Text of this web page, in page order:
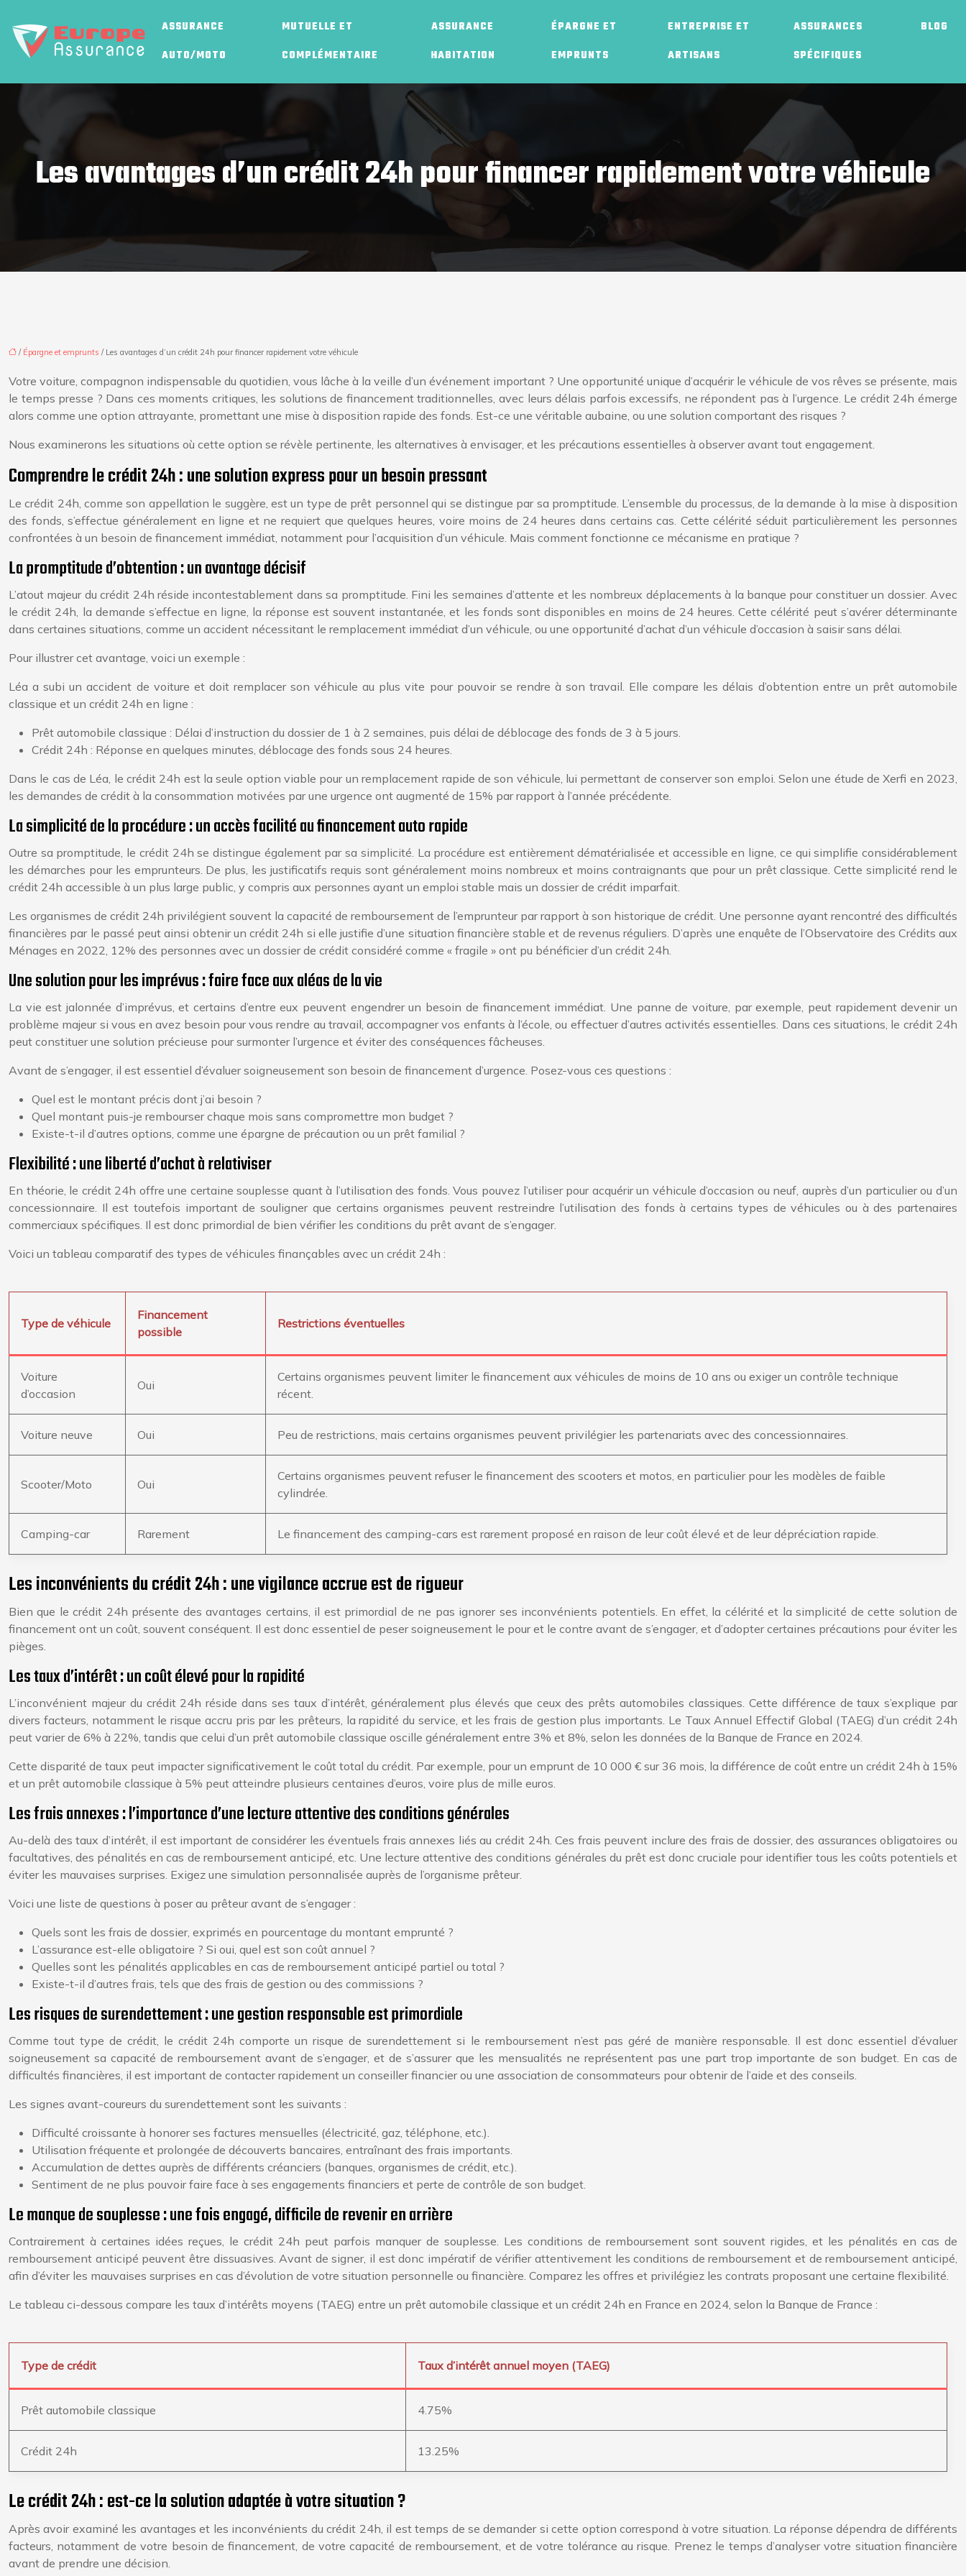
ASSURANCE
AUTO/MOTO
MUTUELLE ET
COMPLÉMENTAIRE
ASSURANCE
HABITATION
ÉPARGNE ET
EMPRUNTS
ENTREPRISE ET
ARTISANS
ASSURANCES
SPÉCIFIQUES
BLOG
Les avantages d’un crédit 24h pour financer rapidement votre véhicule
/ Épargne et emprunts / Les avantages d’un crédit 24h pour financer rapidement votre véhicule
Votre voiture, compagnon indispensable du quotidien, vous lâche à la veille d’un événement important ? Une opportunité unique d’acquérir le véhicule de vos rêves se présente, mais
le temps presse ? Dans ces moments critiques, les solutions de financement traditionnelles, avec leurs délais parfois excessifs, ne répondent pas à l’urgence. Le crédit 24h émerge
alors comme une option attrayante, promettant une mise à disposition rapide des fonds. Est-ce une véritable aubaine, ou une solution comportant des risques ?
Nous examinerons les situations où cette option se révèle pertinente, les alternatives à envisager, et les précautions essentielles à observer avant tout engagement.
Comprendre le crédit 24h : une solution express pour un besoin pressant
Le crédit 24h, comme son appellation le suggère, est un type de prêt personnel qui se distingue par sa promptitude. L’ensemble du processus, de la demande à la mise à disposition
des fonds, s’effectue généralement en ligne et ne requiert que quelques heures, voire moins de 24 heures dans certains cas. Cette célérité séduit particulièrement les personnes
confrontées à un besoin de financement immédiat, notamment pour l’acquisition d’un véhicule. Mais comment fonctionne ce mécanisme en pratique ?
La promptitude d’obtention : un avantage décisif
L’atout majeur du crédit 24h réside incontestablement dans sa promptitude. Fini les semaines d’attente et les nombreux déplacements à la banque pour constituer un dossier. Avec
le crédit 24h, la demande s’effectue en ligne, la réponse est souvent instantanée, et les fonds sont disponibles en moins de 24 heures. Cette célérité peut s’avérer déterminante
dans certaines situations, comme un accident nécessitant le remplacement immédiat d’un véhicule, ou une opportunité d’achat d’un véhicule d’occasion à saisir sans délai.
Pour illustrer cet avantage, voici un exemple :
Léa a subi un accident de voiture et doit remplacer son véhicule au plus vite pour pouvoir se rendre à son travail. Elle compare les délais d’obtention entre un prêt automobile
classique et un crédit 24h en ligne :
Prêt automobile classique : Délai d’instruction du dossier de 1 à 2 semaines, puis délai de déblocage des fonds de 3 à 5 jours.
Crédit 24h : Réponse en quelques minutes, déblocage des fonds sous 24 heures.
Dans le cas de Léa, le crédit 24h est la seule option viable pour un remplacement rapide de son véhicule, lui permettant de conserver son emploi. Selon une étude de Xerfi en 2023,
les demandes de crédit à la consommation motivées par une urgence ont augmenté de 15% par rapport à l’année précédente.
La simplicité de la procédure : un accès facilité au financement auto rapide
Outre sa promptitude, le crédit 24h se distingue également par sa simplicité. La procédure est entièrement dématérialisée et accessible en ligne, ce qui simplifie considérablement
les démarches pour les emprunteurs. De plus, les justificatifs requis sont généralement moins nombreux et moins contraignants que pour un prêt classique. Cette simplicité rend le
crédit 24h accessible à un plus large public, y compris aux personnes ayant un emploi stable mais un dossier de crédit imparfait.
Les organismes de crédit 24h privilégient souvent la capacité de remboursement de l’emprunteur par rapport à son historique de crédit. Une personne ayant rencontré des difficultés
financières par le passé peut ainsi obtenir un crédit 24h si elle justifie d’une situation financière stable et de revenus réguliers. D’après une enquête de l’Observatoire des Crédits aux
Ménages en 2022, 12% des personnes avec un dossier de crédit considéré comme « fragile » ont pu bénéficier d’un crédit 24h.
Une solution pour les imprévus : faire face aux aléas de la vie
La vie est jalonnée d’imprévus, et certains d’entre eux peuvent engendrer un besoin de financement immédiat. Une panne de voiture, par exemple, peut rapidement devenir un
problème majeur si vous en avez besoin pour vous rendre au travail, accompagner vos enfants à l’école, ou effectuer d’autres activités essentielles. Dans ces situations, le crédit 24h
peut constituer une solution précieuse pour surmonter l’urgence et éviter des conséquences fâcheuses.
Avant de s’engager, il est essentiel d’évaluer soigneusement son besoin de financement d’urgence. Posez-vous ces questions :
Quel est le montant précis dont j’ai besoin ?
Quel montant puis-je rembourser chaque mois sans compromettre mon budget ?
Existe-t-il d’autres options, comme une épargne de précaution ou un prêt familial ?
Flexibilité : une liberté d’achat à relativiser
En théorie, le crédit 24h offre une certaine souplesse quant à l’utilisation des fonds. Vous pouvez l’utiliser pour acquérir un véhicule d’occasion ou neuf, auprès d’un particulier ou d’un
concessionnaire. Il est toutefois important de souligner que certains organismes peuvent restreindre l’utilisation des fonds à certains types de véhicules ou à des partenaires
commerciaux spécifiques. Il est donc primordial de bien vérifier les conditions du prêt avant de s’engager.
Voici un tableau comparatif des types de véhicules finançables avec un crédit 24h :
Type de véhicule
Financement
possible
Restrictions éventuelles
Voiture
d’occasion
Oui
Certains organismes peuvent limiter le financement aux véhicules de moins de 10 ans ou exiger un contrôle technique
récent.
Voiture neuve Oui Peu de restrictions, mais certains organismes peuvent privilégier les partenariats avec des concessionnaires.
Scooter/Moto Oui
Certains organismes peuvent refuser le financement des scooters et motos, en particulier pour les modèles de faible
cylindrée.
Camping-car Rarement Le financement des camping-cars est rarement proposé en raison de leur coût élevé et de leur dépréciation rapide.
Les inconvénients du crédit 24h : une vigilance accrue est de rigueur
Bien que le crédit 24h présente des avantages certains, il est primordial de ne pas ignorer ses inconvénients potentiels. En effet, la célérité et la simplicité de cette solution de
financement ont un coût, souvent conséquent. Il est donc essentiel de peser soigneusement le pour et le contre avant de s’engager, et d’adopter certaines précautions pour éviter les
pièges.
Les taux d’intérêt : un coût élevé pour la rapidité
L’inconvénient majeur du crédit 24h réside dans ses taux d’intérêt, généralement plus élevés que ceux des prêts automobiles classiques. Cette différence de taux s’explique par
divers facteurs, notamment le risque accru pris par les prêteurs, la rapidité du service, et les frais de gestion plus importants. Le Taux Annuel Effectif Global (TAEG) d’un crédit 24h
peut varier de 6% à 22%, tandis que celui d’un prêt automobile classique oscille généralement entre 3% et 8%, selon les données de la Banque de France en 2024.
Cette disparité de taux peut impacter significativement le coût total du crédit. Par exemple, pour un emprunt de 10 000 € sur 36 mois, la différence de coût entre un crédit 24h à 15%
et un prêt automobile classique à 5% peut atteindre plusieurs centaines d’euros, voire plus de mille euros.
Les frais annexes : l’importance d’une lecture attentive des conditions générales
Au-delà des taux d’intérêt, il est important de considérer les éventuels frais annexes liés au crédit 24h. Ces frais peuvent inclure des frais de dossier, des assurances obligatoires ou
facultatives, des pénalités en cas de remboursement anticipé, etc. Une lecture attentive des conditions générales du prêt est donc cruciale pour identifier tous les coûts potentiels et
éviter les mauvaises surprises. Exigez une simulation personnalisée auprès de l’organisme prêteur.
Voici une liste de questions à poser au prêteur avant de s’engager :
Quels sont les frais de dossier, exprimés en pourcentage du montant emprunté ?
L’assurance est-elle obligatoire ? Si oui, quel est son coût annuel ?
Quelles sont les pénalités applicables en cas de remboursement anticipé partiel ou total ?
Existe-t-il d’autres frais, tels que des frais de gestion ou des commissions ?
Les risques de surendettement : une gestion responsable est primordiale
Comme tout type de crédit, le crédit 24h comporte un risque de surendettement si le remboursement n’est pas géré de manière responsable. Il est donc essentiel d’évaluer
soigneusement sa capacité de remboursement avant de s’engager, et de s’assurer que les mensualités ne représentent pas une part trop importante de son budget. En cas de
difficultés financières, il est important de contacter rapidement un conseiller financier ou une association de consommateurs pour obtenir de l’aide et des conseils.
Les signes avant-coureurs du surendettement sont les suivants :
Difficulté croissante à honorer ses factures mensuelles (électricité, gaz, téléphone, etc.).
Utilisation fréquente et prolongée de découverts bancaires, entraînant des frais importants.
Accumulation de dettes auprès de différents créanciers (banques, organismes de crédit, etc.).
Sentiment de ne plus pouvoir faire face à ses engagements financiers et perte de contrôle de son budget.
Le manque de souplesse : une fois engagé, difficile de revenir en arrière
Contrairement à certaines idées reçues, le crédit 24h peut parfois manquer de souplesse. Les conditions de remboursement sont souvent rigides, et les pénalités en cas de
remboursement anticipé peuvent être dissuasives. Avant de signer, il est donc impératif de vérifier attentivement les conditions de remboursement et de remboursement anticipé,
afin d’éviter les mauvaises surprises en cas d’évolution de votre situation personnelle ou financière. Comparez les offres et privilégiez les contrats proposant une certaine flexibilité.
Le tableau ci-dessous compare les taux d’intérêts moyens (TAEG) entre un prêt automobile classique et un crédit 24h en France en 2024, selon la Banque de France :
Type de crédit Taux d’intérêt annuel moyen (TAEG)
Prêt automobile classique 4.75%
Crédit 24h 13.25%
Le crédit 24h : est-ce la solution adaptée à votre situation ?
Après avoir examiné les avantages et les inconvénients du crédit 24h, il est temps de se demander si cette option correspond à votre situation. La réponse dépendra de différents
facteurs, notamment de votre besoin de financement, de votre capacité de remboursement, et de votre tolérance au risque. Prenez le temps d’analyser votre situation financière
avant de prendre une décision.